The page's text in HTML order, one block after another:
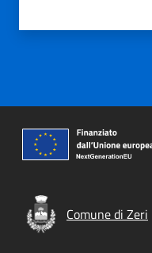
Comune di Zeri